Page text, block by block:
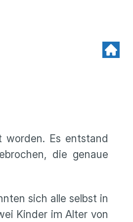
worden. Es entstand
die genaue
sich alle selbst in
Kinder im Alter von